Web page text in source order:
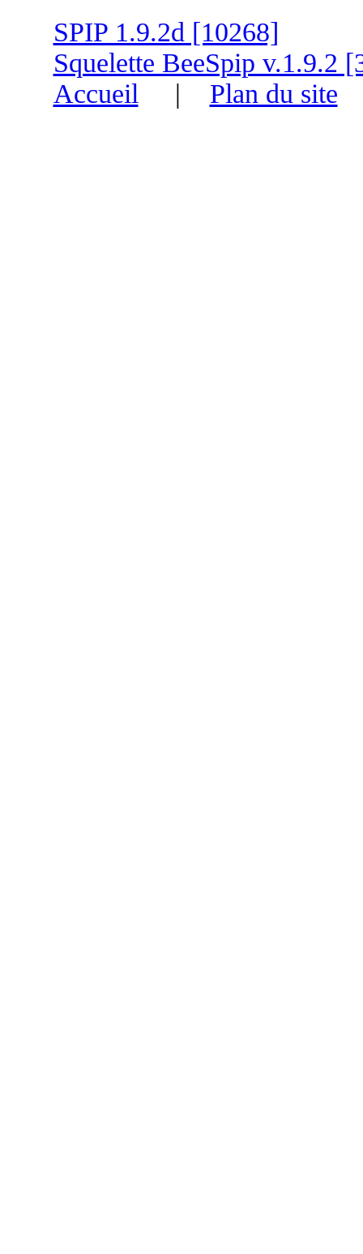
SPIP 1.9.2d [10268]
Squelette BeeSpip v.1.9.2
Accueil | Plan du site